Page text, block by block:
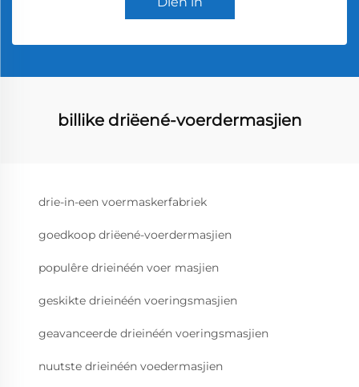
billike driëené-voerdermasjien
drie-in-een voermaskerfabriek
goedkoop driëené-voerdermasjien
populêre drieinéén voer masjien
geskikte drieinéén voeringsmasjien
geavanceerde drieinéén voeringsmasjien
nuutste drieinéén voedermasjien